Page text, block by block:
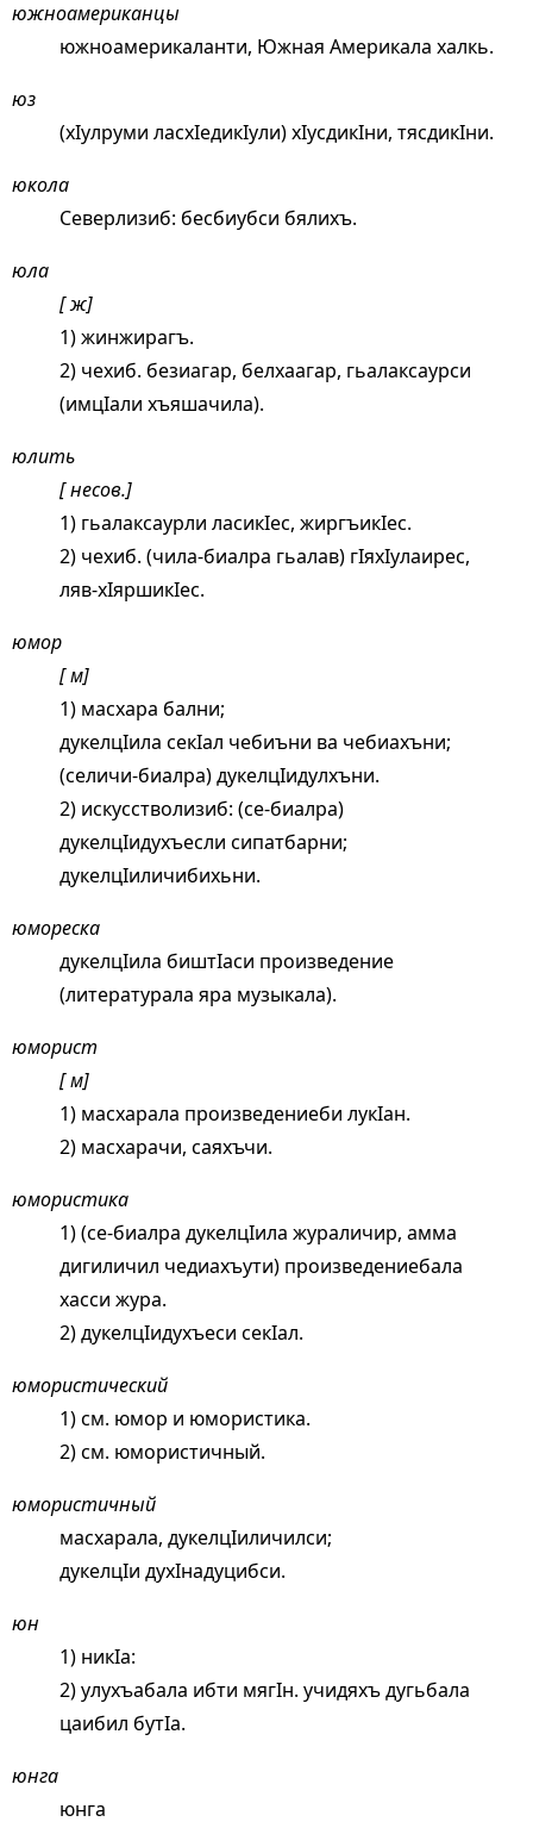
южноамериканцы
южноамерикаланти, Южная Америкала халкь.
юз
(хIулруми ласхIедикIули) хIусдикIни, тясдикIни.
юкола
Северлизиб: бесбиубси бялихъ.
юла
[ ж]
1) жинжирагъ.
2) чехиб. безиагар, белхаагар, гьалаксаурси
(имцIали хъяшачила).
юлить
[ несов.]
1) гьалаксаурли ласикIес, жиргъикIес.
2) чехиб. (чила-биалра гьалав) гIяхIулаирес,
ляв-хIяршикIес.
юмор
[ м]
1) масхара бални;
дукелцIила секIал чебиъни ва чебиахъни;
(селичи-биалра) дукелцIидулхъни.
2) искусстволизиб: (се-биалра)
дукелцIидухъесли сипатбарни;
дукелцIиличибихьни.
юмореска
дукелцIила биштIаси произведение
(литературала яра музыкала).
юморист
[ м]
1) масхарала произведениеби лукIан.
2) масхарачи, саяхъчи.
юмористика
1) (се-биалра дукелцIила жураличир, амма
дигиличил чедиахъути) произведениебала
хасси жура.
2) дукелцIидухъеси секIал.
юмористический
1) см. юмор и юмористика.
2) см. юмористичный.
юмористичный
масхарала, дукелцIиличилси;
дукелцIи духIнадуцибси.
юн
1) никIа:
2) улухъабала ибти мягIн. учидяхъ дугьбала
цаибил бутIа.
юнга
юнга